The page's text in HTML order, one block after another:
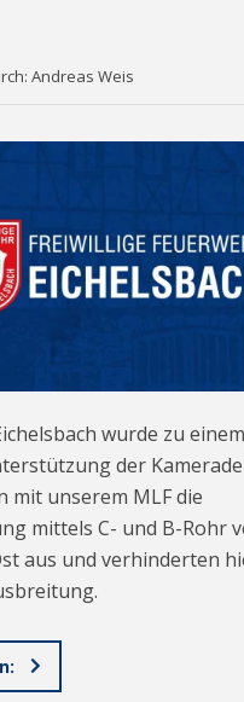
Andreas Weis
wurde zu
der
mit unserem MLF die
mittels C- und B-Rohr
aus und verhinderten